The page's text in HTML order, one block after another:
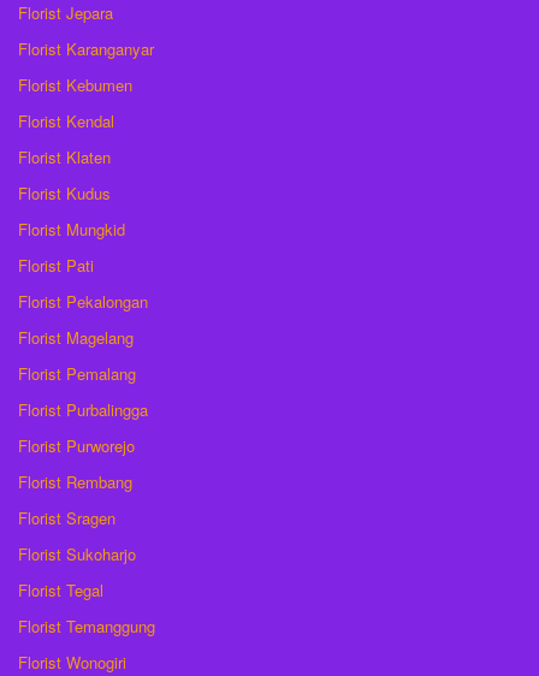
Florist Jepara
Florist Karanganyar
Florist Kebumen
Florist Kendal
Florist Klaten
Florist Kudus
Florist Mungkid
Florist Pati
Florist Pekalongan
Florist Magelang
Florist Pemalang
Florist Purbalingga
Florist Purworejo
Florist Rembang
Florist Sragen
Florist Sukoharjo
Florist Tegal
Florist Temanggung
Florist Wonogiri